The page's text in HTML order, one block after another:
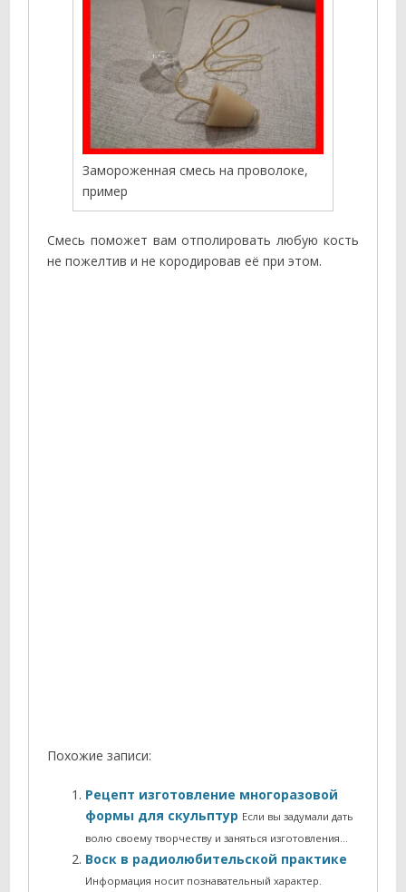
Замороженная смесь на проволоке,
пример
Смесь поможет вам отполировать любую кость
не пожелтив и не кородировав её при этом.
Похожие записи:
Рецепт изготовление многоразовой
формы для скульптур Если вы задумали дать
волю своему творчеству и заняться изготовления…
Воск в радиолюбительской практике
Информация носит познавательный характер.